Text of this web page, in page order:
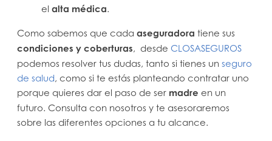
el alta médica
Como sabemos que cada aseguradora tiene sus
condiciones y coberturas , desde CLOSASEGUROS
podemos resolver tus dudas, tanto si tienes un seguro
de salud , como si te estás planteando contratar uno
porque quieres dar el paso de ser madre en un
futuro. Consulta con nosotros y te asesoraremos
sobre las diferentes opciones a tu alcance.